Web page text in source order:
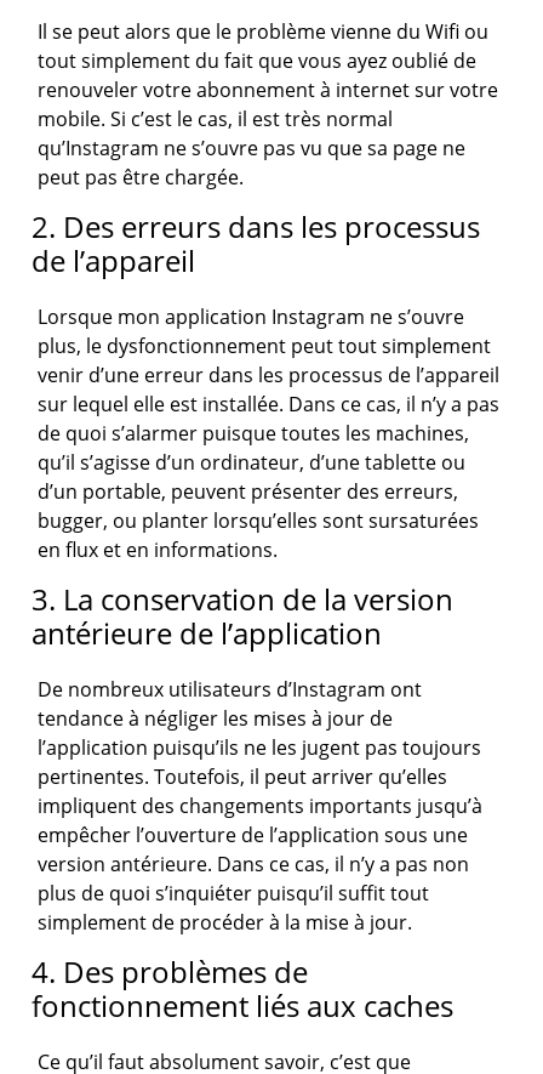
Il se peut alors que le problème vienne du Wifi ou
tout simplement du fait que vous ayez oublié de
renouveler votre abonnement à internet sur votre
mobile. Si c’est le cas, il est très normal
qu’Instagram ne s’ouvre pas vu que sa page ne
peut pas être chargée.
2. Des erreurs dans les processus
de l’appareil
Lorsque mon application Instagram ne s’ouvre
plus, le dysfonctionnement peut tout simplement
venir d’une erreur dans les processus de l’appareil
sur lequel elle est installée. Dans ce cas, il n’y a pas
de quoi s’alarmer puisque toutes les machines,
qu’il s’agisse d’un ordinateur, d’une tablette ou
d’un portable, peuvent présenter des erreurs,
bugger, ou planter lorsqu’elles sont sursaturées
en flux et en informations.
3. La conservation de la version
antérieure de l’application
De nombreux utilisateurs d’Instagram ont
tendance à négliger les mises à jour de
l’application puisqu’ils ne les jugent pas toujours
pertinentes. Toutefois, il peut arriver qu’elles
impliquent des changements importants jusqu’à
empêcher l’ouverture de l’application sous une
version antérieure. Dans ce cas, il n’y a pas non
plus de quoi s’inquiéter puisqu’il suffit tout
simplement de procéder à la mise à jour.
4. Des problèmes de
fonctionnement liés aux caches
Ce qu’il faut absolument savoir, c’est que